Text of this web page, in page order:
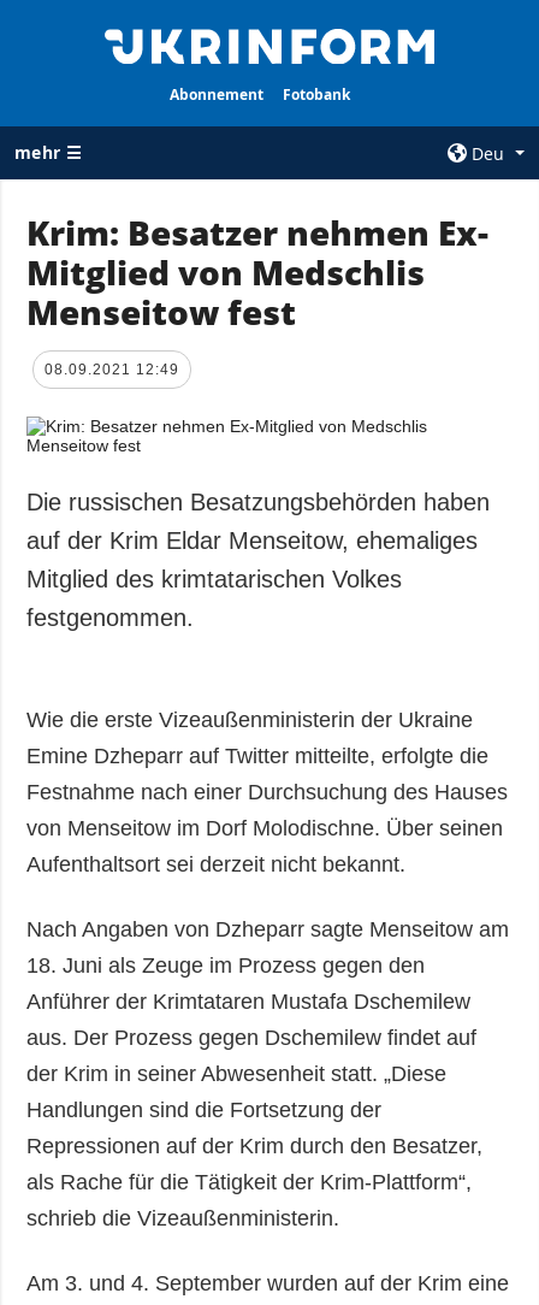
Abonnement Fotobank
mehr ☰
Deu
ALLE
RUBRIKEN
Krieg
Wiederaufbau
Politik
Militär
Gesellschaft und
Kultur
Sport
Notfälle
AGENTUR
Politik zur
personenbezogener
Daten
ZUSÄTZLICH
Veröffentlichungen
Video
LEISTUNGEN
Abonnement
Krim: Besatzer nehmen Ex-
Mitglied von Medschlis
Menseitow fest
08.09.2021 12:49
Die russischen Besatzungsbehörden haben
auf der Krim Eldar Menseitow, ehemaliges
Mitglied des krimtatarischen Volkes
festgenommen.
Wie die erste Vizeaußenministerin der Ukraine
Emine Dzheparr auf Twitter mitteilte, erfolgte die
Festnahme nach einer Durchsuchung des Hauses
von Menseitow im Dorf Molodischne. Über seinen
Aufenthaltsort sei derzeit nicht bekannt.
Nach Angaben von Dzheparr sagte Menseitow am
18. Juni als Zeuge im Prozess gegen den
Anführer der Krimtataren Mustafa Dschemilew
aus. Der Prozess gegen Dschemilew findet auf
der Krim in seiner Abwesenheit statt. „Diese
Handlungen sind die Fortsetzung der
Repressionen auf der Krim durch den Besatzer,
als Rache für die Tätigkeit der Krim-Plattform“,
schrieb die Vizeaußenministerin.
Am 3. und 4. September wurden auf der Krim eine